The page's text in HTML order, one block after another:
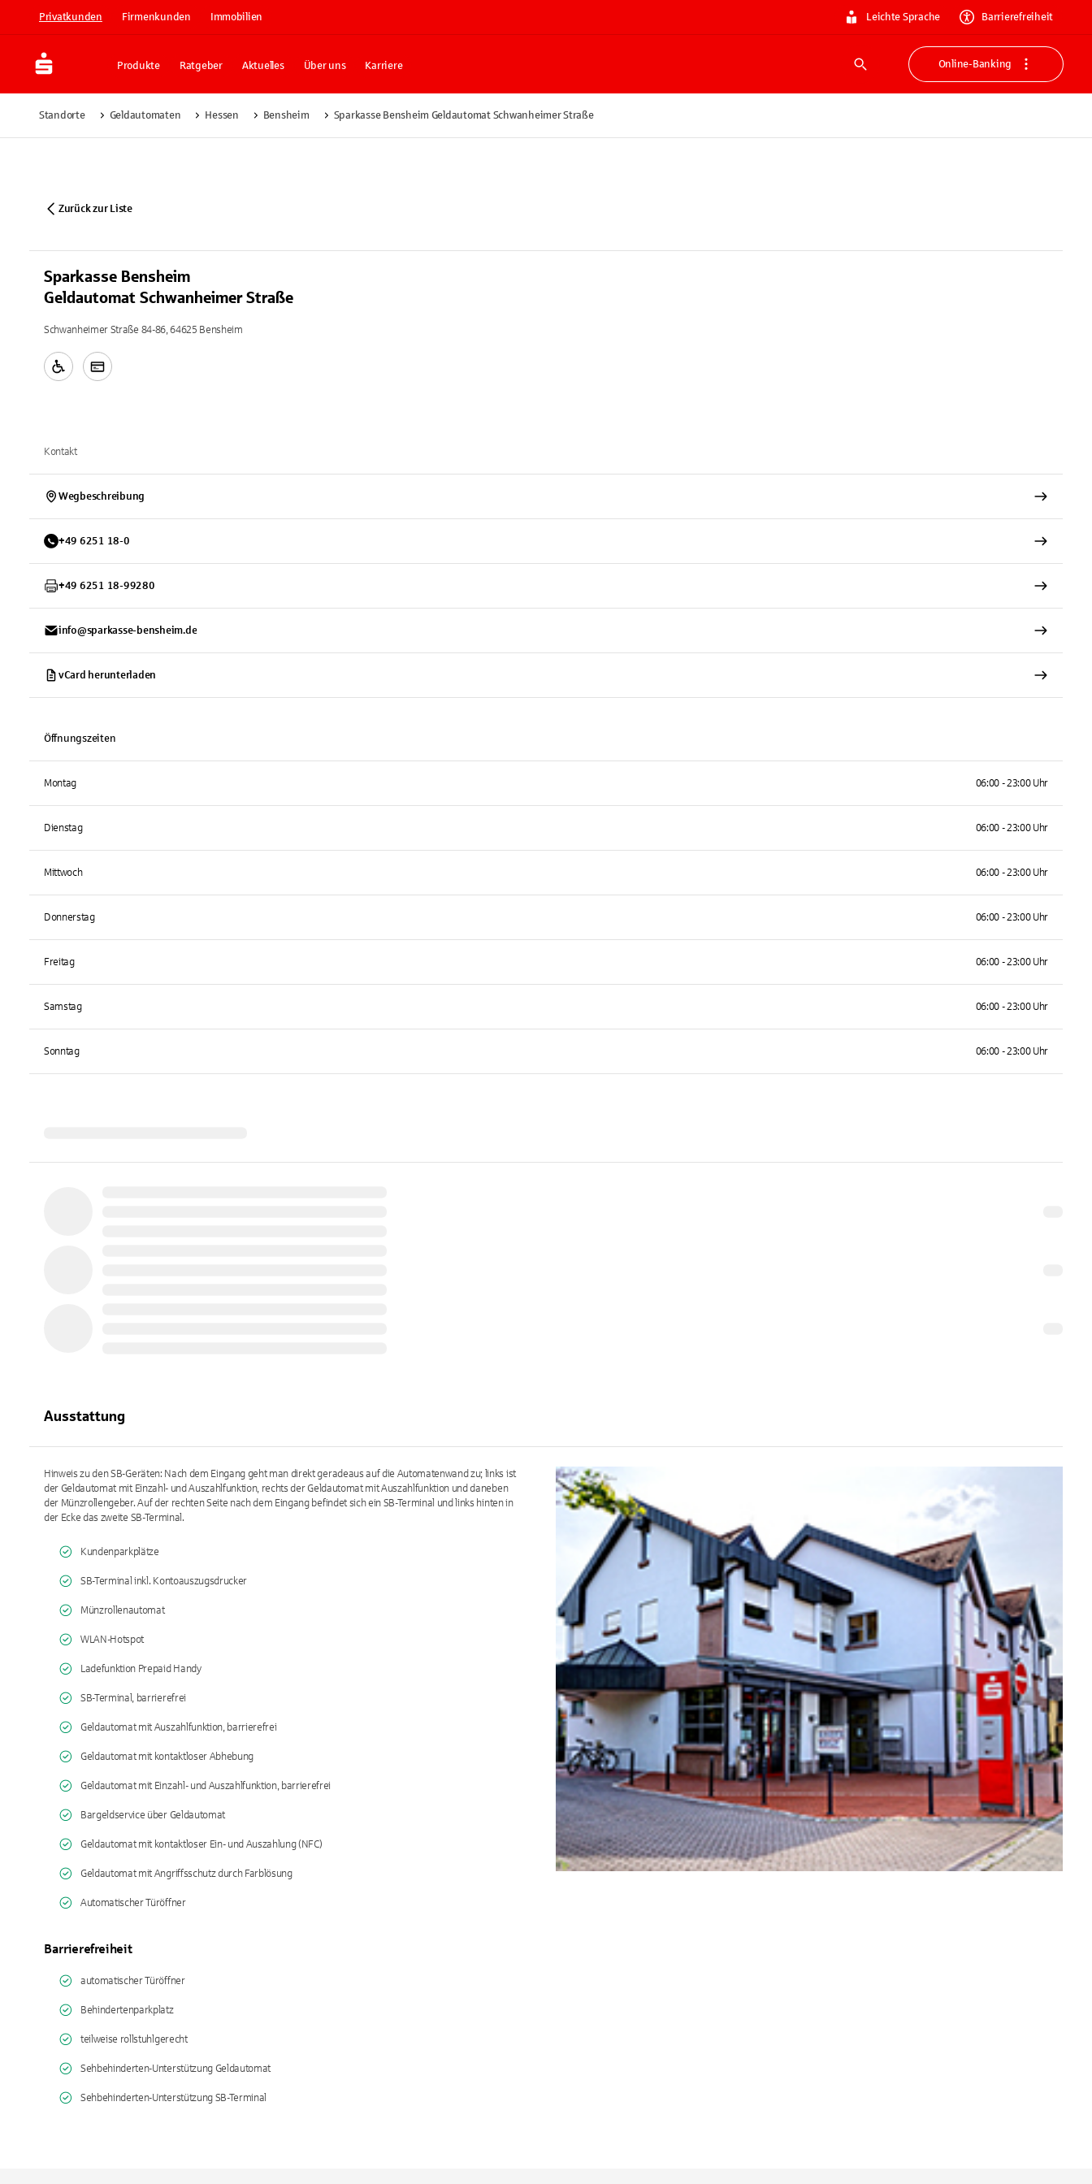
Privatkunden Firmenkunden Immobilien Leichte Sprache Barrierefreiheit
Produkte Ratgeber Aktuelles Über uns Karriere
Suche
Online-Banking
Standorte Geldautomaten Hessen Bensheim Sparkasse Bensheim Geldautomat Schwanheimer Straße
Zurück zur Liste
Sparkasse Bensheim
Geldautomat Schwanheimer Straße
Schwanheimer Straße 84-86, 64625 Bensheim
Kontakt
Wegbeschreibung
+49 6251 18-0
+49 6251 18-99280
info@sparkasse-bensheim.de
vCard herunterladen
Öffnungszeiten
Montag 06:00 - 23:00 Uhr
Dienstag 06:00 - 23:00 Uhr
Mittwoch 06:00 - 23:00 Uhr
Donnerstag 06:00 - 23:00 Uhr
Freitag 06:00 - 23:00 Uhr
Samstag 06:00 - 23:00 Uhr
Sonntag 06:00 - 23:00 Uhr
Ausstattung
Hinweis zu den SB-Geräten: Nach dem Eingang geht man direkt geradeaus auf die Automatenwand zu; links ist
der Geldautomat mit Einzahl- und Auszahlfunktion, rechts der Geldautomat mit Auszahlfunktion und daneben
der Münzrollengeber. Auf der rechten Seite nach dem Eingang befindet sich ein SB-Terminal und links hinten in
der Ecke das zweite SB-Terminal.
Kundenparkplätze
SB-Terminal inkl. Kontoauszugsdrucker
Münzrollenautomat
WLAN-Hotspot
Ladefunktion Prepaid Handy
SB-Terminal, barrierefrei
Geldautomat mit Auszahlfunktion, barrierefrei
Geldautomat mit kontaktloser Abhebung
Geldautomat mit Einzahl- und Auszahlfunktion, barrierefrei
Bargeldservice über Geldautomat
Geldautomat mit kontaktloser Ein- und Auszahlung (NFC)
Geldautomat mit Angriffsschutz durch Farblösung
Automatischer Türöffner
Barrierefreiheit
automatischer Türöffner
Behindertenparkplatz
teilweise rollstuhlgerecht
Sehbehinderten-Unterstützung Geldautomat
Sehbehinderten-Unterstützung SB-Terminal